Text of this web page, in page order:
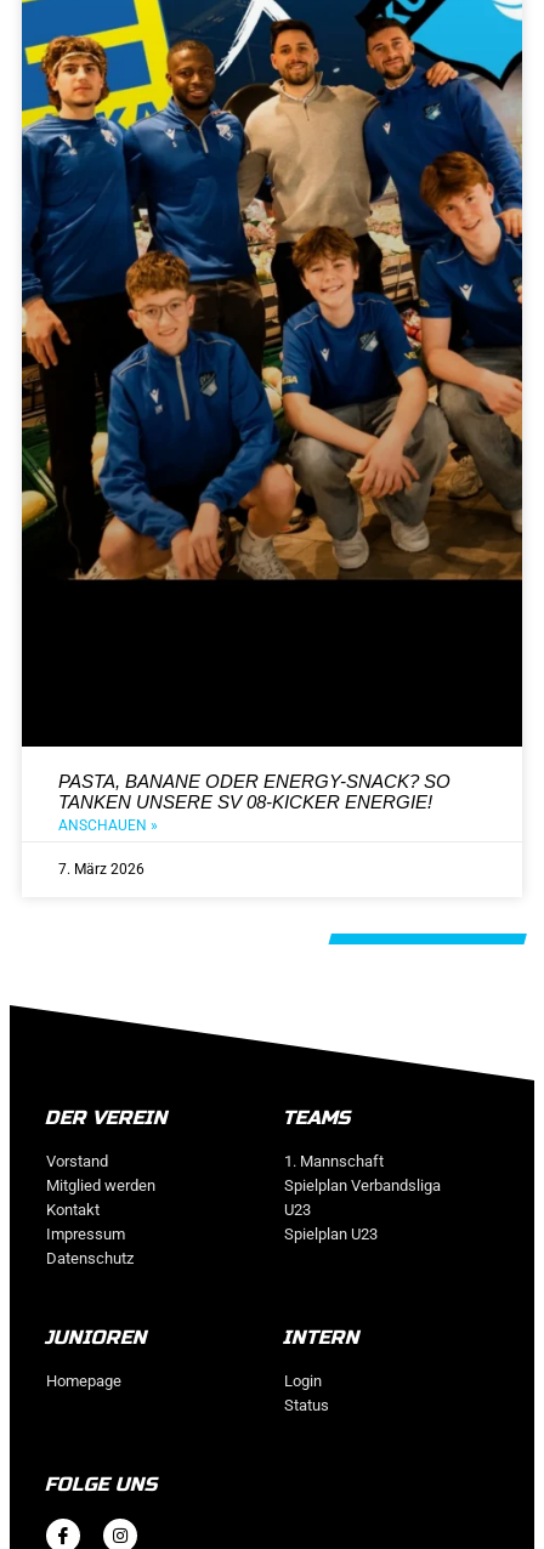
PASTA, BANANE ODER ENERGY-SNACK? SO
TANKEN UNSERE SV 08-KICKER ENERGIE!
ANSCHAUEN »
7. März 2026
DER VEREIN
Vorstand
Mitglied werden
Kontakt
Impressum
Datenschutz
TEAMS
1. Mannschaft
Spielplan Verbandsliga
U23
Spielplan U23
JUNIOREN
Homepage
INTERN
Login
Status
FOLGE UNS